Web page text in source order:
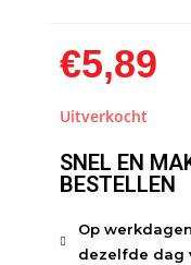
€5,89
Uitverkocht
SNEL EN
BESTELLEN
Op
dezelfde dag